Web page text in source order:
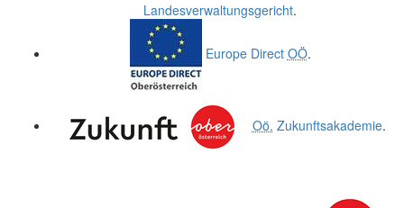
Landesverwaltungsgericht.
Europe Direct OÖ.
Oö. Zukunftsakademie.